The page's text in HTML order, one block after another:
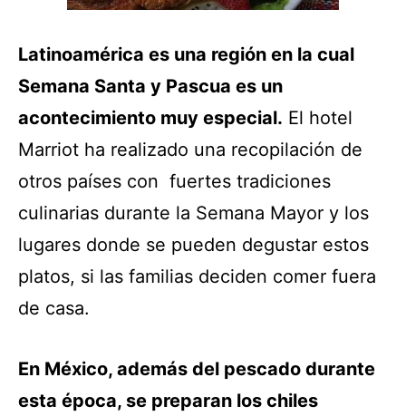
Latinoamérica es una región en la cual
Semana Santa y Pascua es un
acontecimiento muy especial. El hotel
Marriot ha realizado una recopilación de
otros países con fuertes tradiciones
culinarias durante la Semana Mayor y los
lugares donde se pueden degustar estos
platos, si las familias deciden comer fuera
de casa.
En México, además del pescado durante
esta época, se preparan los chiles